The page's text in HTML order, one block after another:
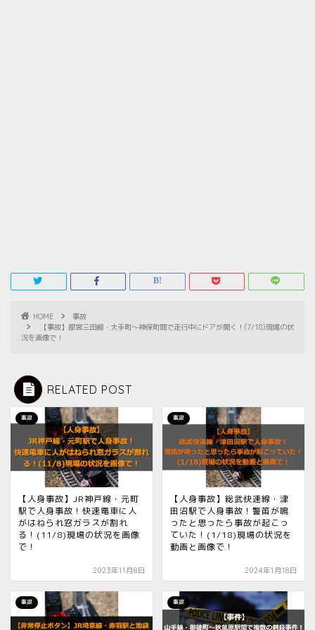
HOME
事故
【事故】都営三田線・大手町〜神保町間で走行中にドアが開く！(7/18)現場の状
況を画像で！
RELATED POST
事故
【人身事故】JR神戸線・元町
駅で人身事故！快速電車に人
がはねられ窓ガラスが割れ
る！(11/8)現場の状況を画像
で！
2023年11月8日
事故
【人身事故】総武快速線・津
田沼駅で人身事故！警笛が鳴
ったと思ったら事故が起こっ
ていた！(1/18)現場の状況を
動画と画像で！
2024年1月18日
事故 事故